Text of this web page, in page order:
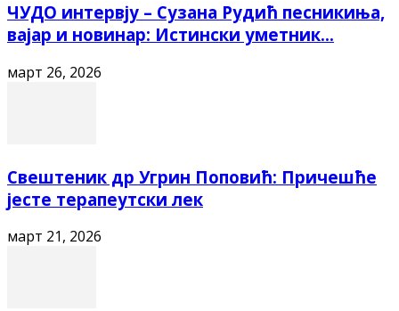
ЧУДО интервју – Сузана Рудић песникиња,
вајар и новинар: Истински уметник...
март 26, 2026
Свештеник др Угрин Поповић: Причешће
јесте терапеутски лек
март 21, 2026